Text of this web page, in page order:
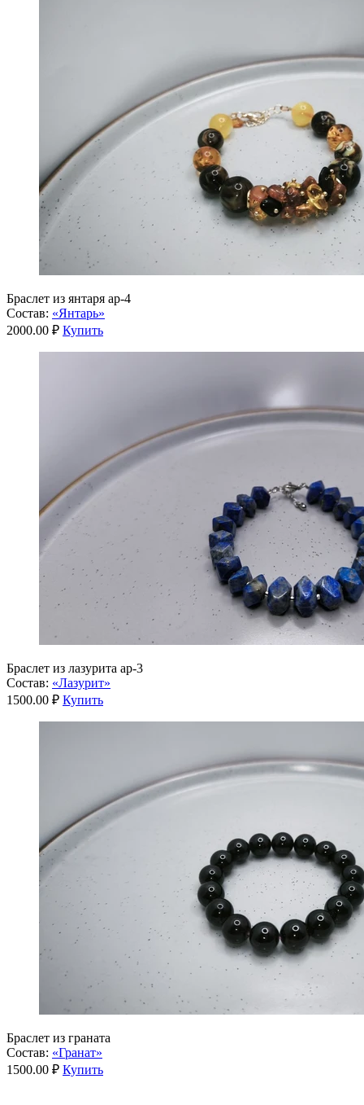
Браслет из янтаря ар-4
Состав: «Янтарь»
2000.00 ₽ Купить
Браслет из лазурита ар-3
Состав: «Лазурит»
1500.00 ₽ Купить
Браслет из граната
Состав: «Гранат»
1500.00 ₽ Купить